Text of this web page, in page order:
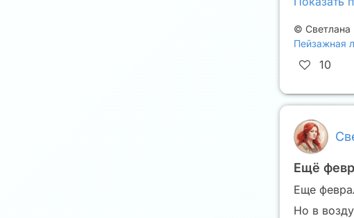
© Светлана
Пейзажная
10
Ещё
Еще
Но в